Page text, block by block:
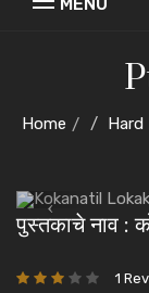
Home Hard
पुस्तकाचे नाव :
1